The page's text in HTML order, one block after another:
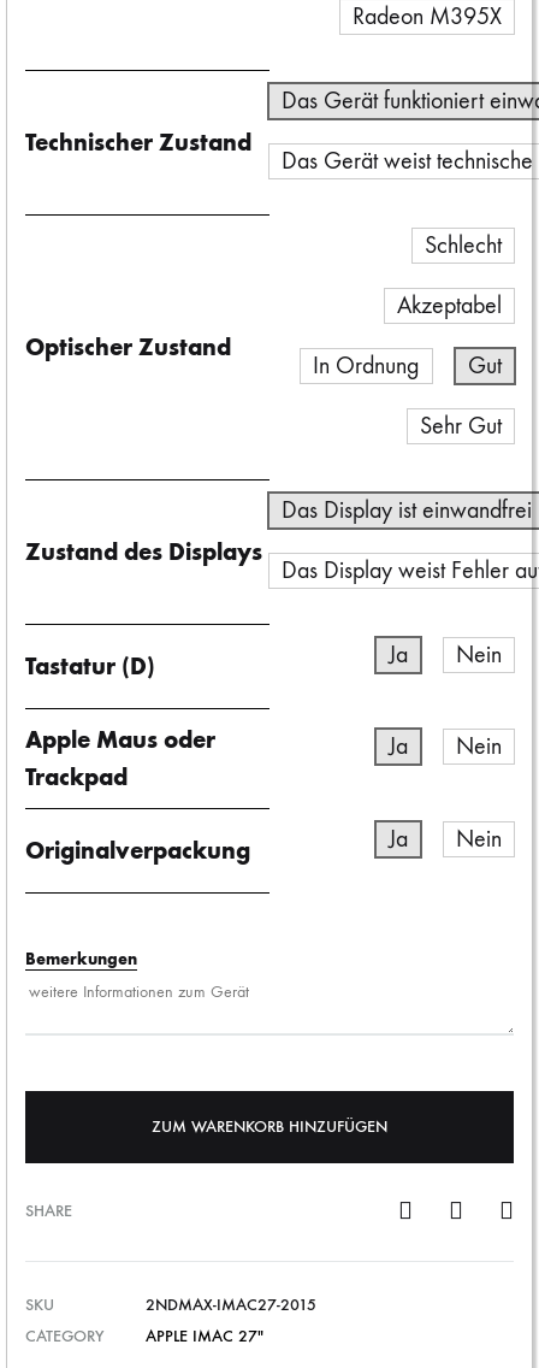
Radeon M395X
Technischer Zustand
Das Gerät funktioniert
Das Gerät weist
Optischer Zustand
Schlecht
Akzeptabel
In Ordnung Gut
Sehr Gut
Zustand des Displays
Das Display ist einwandfrei
Das Display weist Fehler
Tastatur (D) Ja Nein
Apple Maus oder
Trackpad
Ja Nein
Originalverpackung Ja Nein
Bemerkungen
ZUM WARENKORB HINZUFÜGEN
SHARE
SKU
2NDMAX-IMAC27-2015
CATEGORY
APPLE IMAC 27"